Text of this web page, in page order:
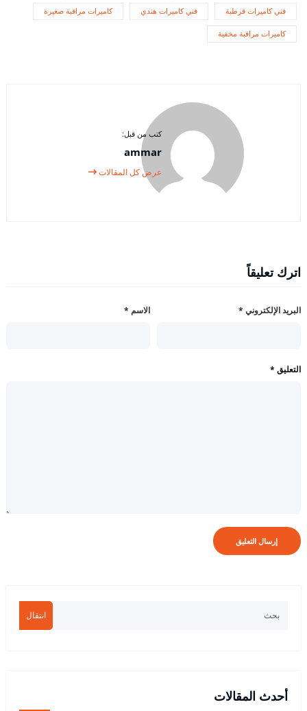
فني كاميرات قرطبة فني كاميرات هندي كاميرات مراقبة صغيرة
كاميرات مراقبة مخفية
كتب من قبل:
ammar
عرض كل المقالات
اترك تعليقاً
الاسم * البريد الإلكتروني *
التعليق *
انتقال
أحدث المقالات